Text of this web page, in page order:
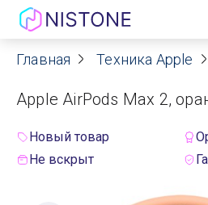
Акции
О нас
Главная Техника Apple
Apple AirPods Max 2,
Новый товар
Не вскрыт